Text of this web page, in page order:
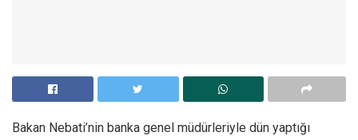
Bakan Nebati’nin banka genel müdürleriyle dün yaptığı